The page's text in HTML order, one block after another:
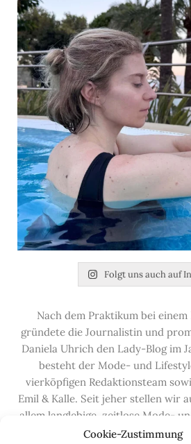
Cookie-Zustimmung
Folgt uns auch auf
Nach dem Praktikum bei
gründete die Journalistin und
Daniela Uhrich den Lady-Blog im
besteht der Mode- und
vierköpfigen Redaktionsteam
Emil & Kalle. Seit jeher stellen wir
allem langlebige, zeitlose Mode-
vor, die hochwertig